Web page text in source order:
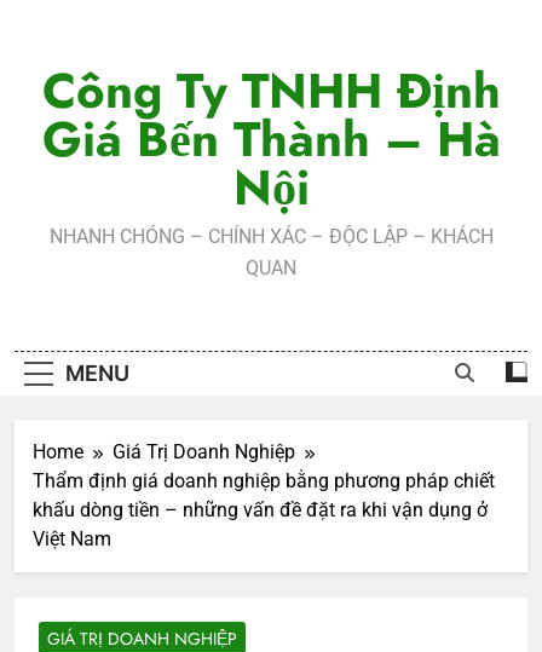
contentCông Ty TNHH Định
Giá Bến Thành – Hà
Nội
NHANH CHÓNG – CHÍNH XÁC – ĐỘC LẬP – KHÁCH
QUAN
MENU
Home
Giá Trị Doanh Nghiệp
Thẩm định giá doanh nghiệp bằng phương pháp chiết
khấu dòng tiền – những vấn đề đặt ra khi vận dụng ở
Việt Nam
GIÁ TRỊ DOANH NGHIỆP